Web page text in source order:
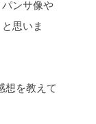
ンサ像や
思いま
想を教えて